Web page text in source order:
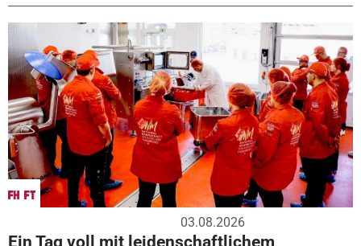
03.08.2026
Ein Tag voll mit leidenschaftlichem